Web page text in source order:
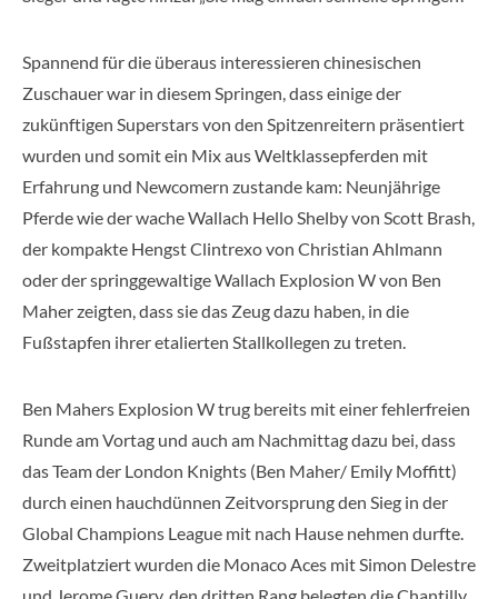
Spannend für die überaus interessieren chinesischen
Zuschauer war in diesem Springen, dass einige der
zukünftigen Superstars von den Spitzenreitern präsentiert
wurden und somit ein Mix aus Weltklassepferden mit
Erfahrung und Newcomern zustande kam: Neunjährige
Pferde wie der wache Wallach Hello Shelby von Scott Brash,
der kompakte Hengst Clintrexo von Christian Ahlmann
oder der springgewaltige Wallach Explosion W von Ben
Maher zeigten, dass sie das Zeug dazu haben, in die
Fußstapfen ihrer etalierten Stallkollegen zu treten.
Ben Mahers Explosion W trug bereits mit einer fehlerfreien
Runde am Vortag und auch am Nachmittag dazu bei, dass
das Team der London Knights (Ben Maher/ Emily Moffitt)
durch einen hauchdünnen Zeitvorsprung den Sieg in der
Global Champions League mit nach Hause nehmen durfte.
Zweitplatziert wurden die Monaco Aces mit Simon Delestre
und Jerome Guery, den dritten Rang belegten die Chantilly